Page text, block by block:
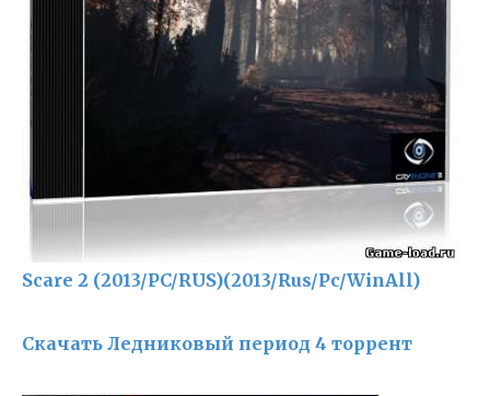
Scare 2 (2013/PC/RUS)(2013/Rus/Pc/WinAll)
Скачать Ледниковый период 4 торрент